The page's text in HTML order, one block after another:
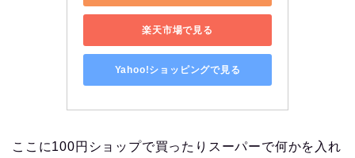
楽天市場で見る
Yahoo!ショッピングで見る
ここに100円ショップで買ったりスーパーで何かを入れ